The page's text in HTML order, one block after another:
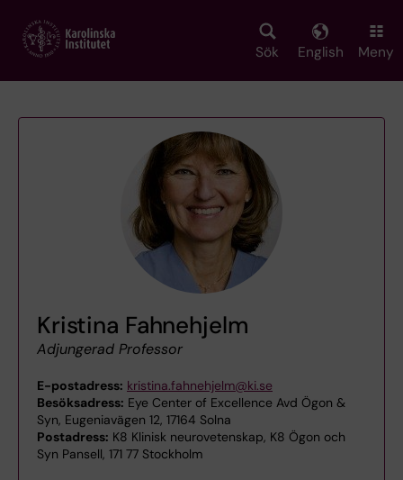
main
Sök English Meny
Kristina Fahnehjelm
Adjungerad Professor
E-postadress: kristina.fahnehjelm@ki.se
Besöksadress: Eye Center of Excellence Avd Ögon &
Syn, Eugeniavägen 12, 17164 Solna
Postadress: K8 Klinisk neurovetenskap, K8 Ögon och
Syn Pansell, 171 77 Stockholm